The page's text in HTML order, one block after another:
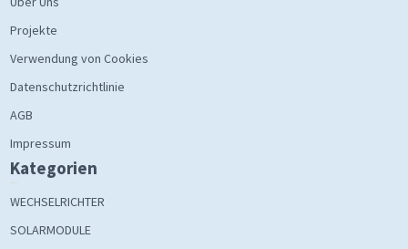
Projekte
Verwendung von Cookies
Datenschutzrichtlinie
AGB
Impressum
Kategorien
WECHSELRICHTER
SOLARMODULE